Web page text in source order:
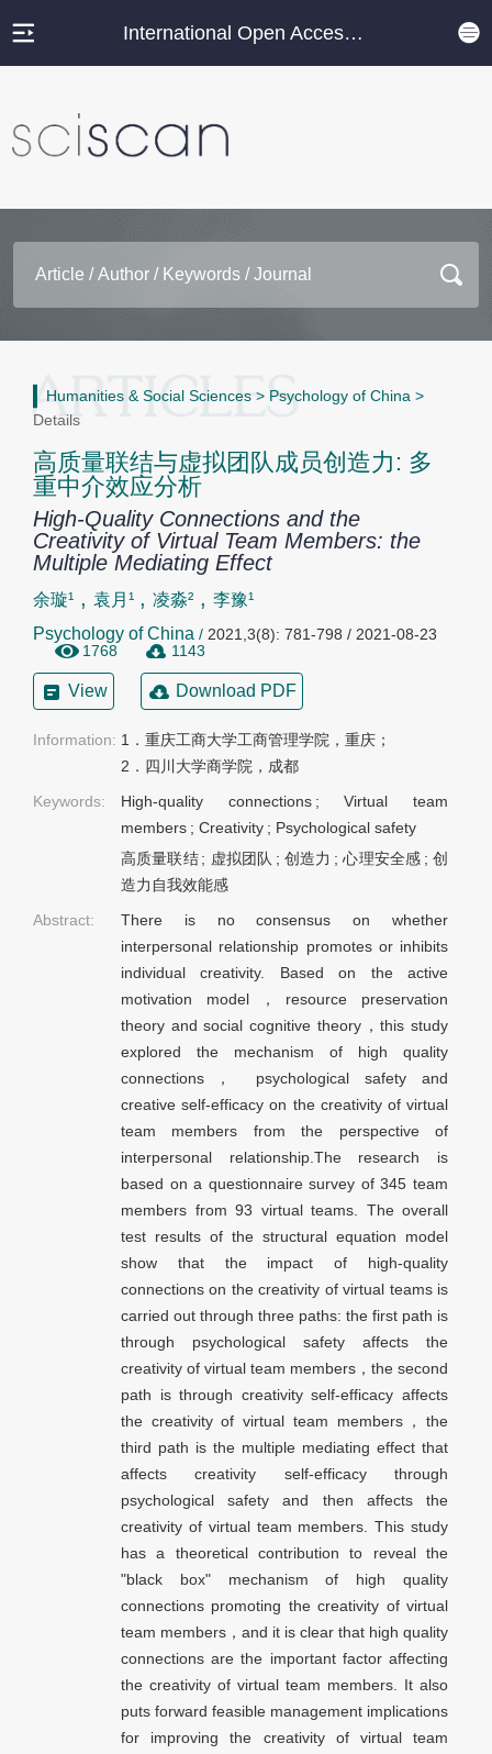
International Open Access Journal Platform
Humanities & Social Sciences > Psychology of China >
Details
高质量联结与虚拟团队成员创造力: 多
重中介效应分析
High-Quality Connections and the
Creativity of Virtual Team Members: the
Multiple Mediating Effect
余璇¹ , 袁月¹ ,凌淼² , 李豫¹
Psychology of China / 2021,3(8): 781-798 / 2021-08-23
1768
1143
View Download PDF
Information: 1．重庆工商大学工商管理学院，重庆；
2．四川大学商学院，成都
Keywords:
High-quality connections ;Virtual team
members ; Creativity ; Psychological safety
高质量联结 ; 虚拟团队 ;创造力 ;心理安全感 ;创
造力自我效能感
Abstract:
There is no consensus on whether
interpersonal relationship promotes or inhibits
individual creativity. Based on the active
motivation model，resource preservation
theory and social cognitive theory，this study
explored the mechanism of high quality
connections， psychological safety and
creative self-efficacy on the creativity of virtual
team members from the perspective of
interpersonal relationship.The research is
based on a questionnaire survey of 345 team
members from 93 virtual teams. The overall
test results of the structural equation model
show that the impact of high-quality
connections on the creativity of virtual teams is
carried out through three paths: the first path is
through psychological safety affects the
creativity of virtual team members，the second
path is through creativity self-efficacy affects
the creativity of virtual team members，the
third path is the multiple mediating effect that
affects creativity self-efficacy through
psychological safety and then affects the
creativity of virtual team members. This study
has a theoretical contribution to reveal the
"black box" mechanism of high quality
connections promoting the creativity of virtual
team members，and it is clear that high quality
connections are the important factor affecting
the creativity of virtual team members. It also
puts forward feasible management implications
for improving the creativity of virtual team